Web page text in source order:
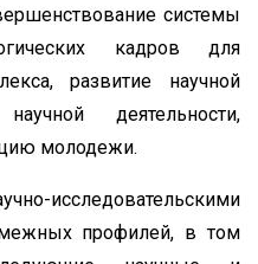
системы
кадров для
развитие научной
деятельности,
молодежи.
профилей, в том